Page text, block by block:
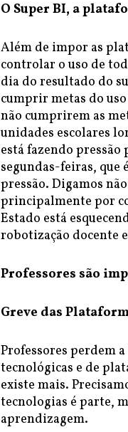
O Super BI, a
Além de impor as
controlar o uso de
dia do resultado do
cumprir metas do
não cumprirem as
unidades escolares
está fazendo pressão
segundas-feiras, que
pressão. Digamos
principalmente por
Estado está
robotização docente
Professores são
Greve das
Professores perdem
tecnológicas e de
existe mais.
tecnologias é parte,
aprendizagem.